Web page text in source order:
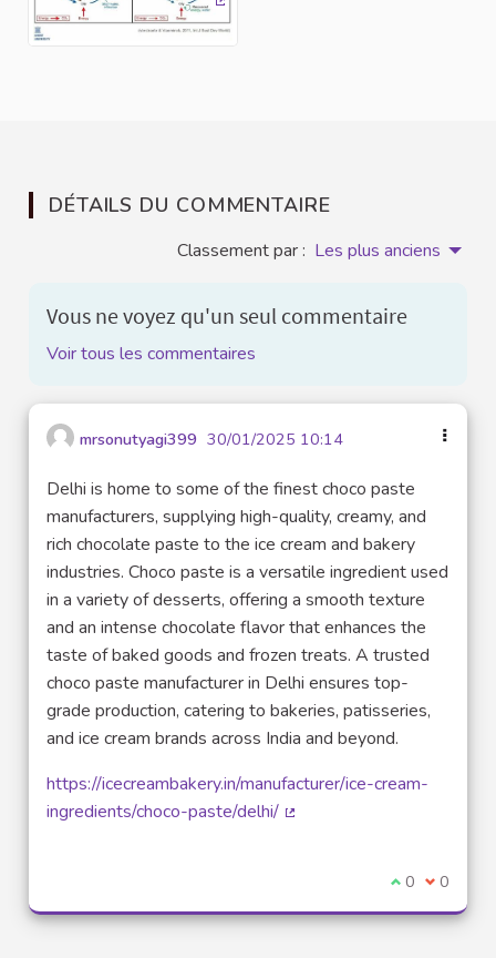
(Lien externe)
DÉTAILS DU COMMENTAIRE
Classement par : Les plus anciens
Vous ne voyez qu'un seul commentaire
Voir tous les commentaires
mrsonutyagi399 30/01/2025 10:14
Delhi is home to some of the finest choco paste
manufacturers, supplying high-quality, creamy, and
rich chocolate paste to the ice cream and bakery
industries. Choco paste is a versatile ingredient used
in a variety of desserts, offering a smooth texture
and an intense chocolate flavor that enhances the
taste of baked goods and frozen treats. A trusted
choco paste manufacturer in Delhi ensures top-
grade production, catering to bakeries, patisseries,
and ice cream brands across India and beyond.
https://icecreambakery.in/manufacturer/ice-cream-
ingredients/choco-paste/delhi/
Je suis
0 Je ne
0